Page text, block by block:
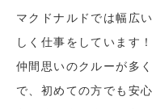
マクドナルドでは幅広
しく仕事をしています！
仲間思いのクルーが多
で、初めての方でも安